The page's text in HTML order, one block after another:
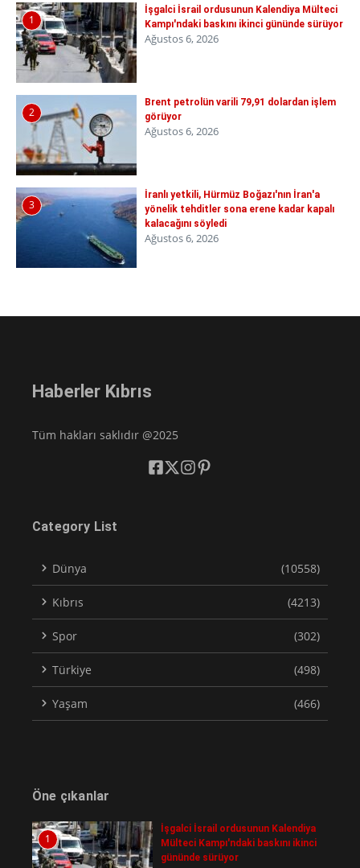
1
İşgalci İsrail ordusunun Kalendiya Mülteci
Kampı'ndaki baskını ikinci gününde sürüyor
Ağustos 6, 2026
2
Brent petrolün varili 79,91 dolardan işlem
görüyor
Ağustos 6, 2026
3
İranlı yetkili, Hürmüz Boğazı'nın İran'a
yönelik tehditler sona erene kadar kapalı
kalacağını söyledi
Ağustos 6, 2026
Haberler Kıbrıs
Tüm hakları saklıdır @2025
Category List
Dünya (10558)
Kıbrıs (4213)
Spor (302)
Türkiye (498)
Yaşam (466)
Öne çıkanlar
1
İşgalci İsrail ordusunun Kalendiya
Mülteci Kampı'ndaki baskını ikinci
gününde sürüyor